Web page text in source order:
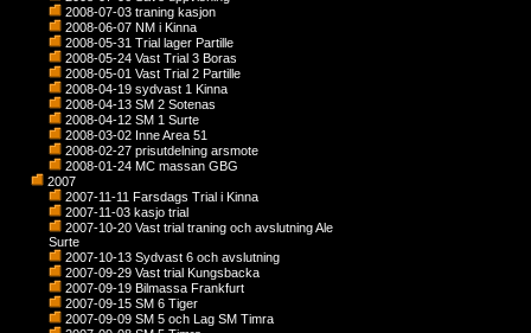
2008-07-03 traning kasjon
2008-06-07 NM i Kinna
2008-05-31 Trial lager Partille
2008-05-24 Vast Trial 3 Boras
2008-05-01 Vast Trial 2 Partille
2008-04-19 sydvast 1 Kinna
2008-04-13 SM 2 Sotenas
2008-04-12 SM 1 Surte
2008-03-02 Inne Area 51
2008-02-27 prisutdelning arsmote
2008-01-24 MC massan GBG
2007
2007-11-11 Farsdags Trial i Kinna
2007-11-03 kasjo trial
2007-10-20 Vast trial traning och avslutning Ale
Surte
2007-10-13 Sydvast 6 och avslutning
2007-09-29 Vast trial Kungsbacka
2007-09-19 Bilmassa Frankfurt
2007-09-15 SM 6 Tiger
2007-09-09 SM 5 och Lag SM Timra